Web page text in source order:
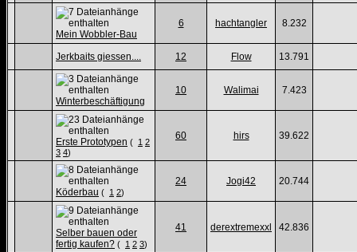
Mein Wobbler-Bau
6 hachtangler 8.232
Jerkbaits giessen.... 12 Flow 13.791
Winterbeschäftigung
10 Walimai 7.423
Erste Prototypen ( 1 2
3 4)
60 hirs 39.622
Köderbau ( 1 2)
24 Jogi42 20.744
Selber bauen oder
fertig kaufen? ( 1 2 3)
41 derextremexxl 42.836